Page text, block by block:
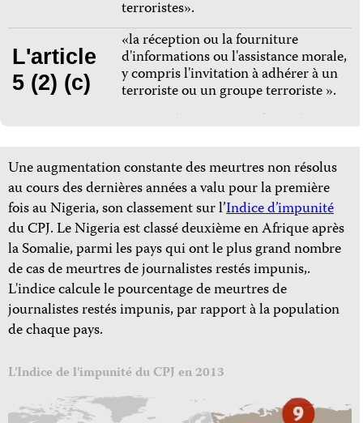
terroristes».
L'article
5 (2) (c)
«la réception ou la fourniture
d'informations ou l'assistance morale,
y compris l'invitation à adhérer à un
terroriste ou un groupe terroriste ».
Une augmentation constante des meurtres non résolus
au cours des dernières années a valu pour la première
fois au Nigeria, son classement sur l’Indice d’impunité
du CPJ. Le Nigeria est classé deuxième en Afrique après
la Somalie, parmi les pays qui ont le plus grand nombre
de cas de meurtres de journalistes restés impunis,.
L'indice calcule le pourcentage de meurtres de
journalistes restés impunis, par rapport à la population
de chaque pays.
L'Indice de l'impunité du CPJ en 2013